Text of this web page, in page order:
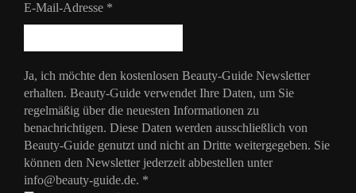
E-Mail-Adresse *
Ja, ich möchte den kostenlosen Beauty-Guide Newsletter
erhalten. Beauty-Guide verwendet Ihre Daten, um Sie
regelmäßig über die neuesten Informationen zu
benachrichtigen. Diese Daten werden ausschließlich von
Beauty-Guide genutzt und nicht an Dritte weitergegeben. Sie
können den Newsletter jederzeit abbestellen unter
info@beauty-guide.de. *